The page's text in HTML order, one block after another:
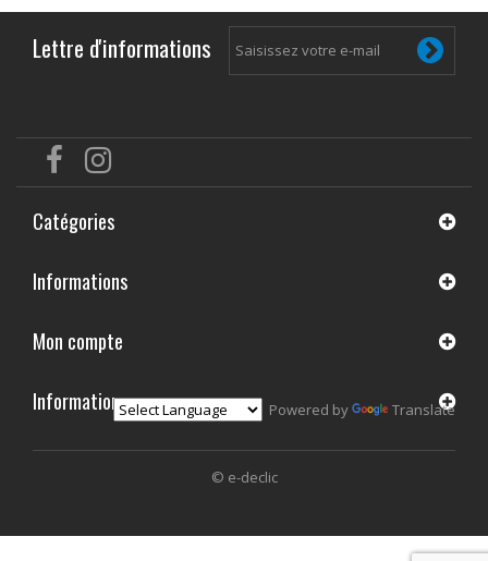
Lettre d'informations
Catégories
Informations
© e-declic
Mon compte
Informations Powered by Translate